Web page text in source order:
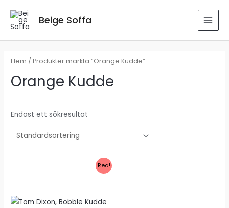
innehåll
Beige Soffa
Hem / Produkter märkta ”Orange Kudde”
Orange Kudde
Endast ett sökresultat
Rea!